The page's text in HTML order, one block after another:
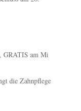
GRATIS am Mi
die Zahnpflege